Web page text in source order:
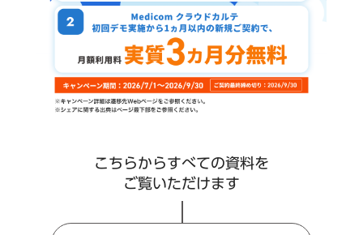
こちらからすべての資料を
ご覧いただけます